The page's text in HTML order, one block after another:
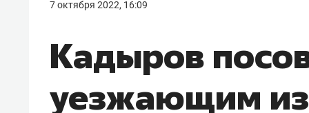
7 октября 2022, 16:09
Кадыров
уезжающим из
правил, бизнес может
потерять минимум